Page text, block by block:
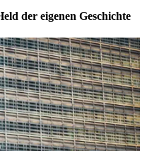
der eigenen Geschichte